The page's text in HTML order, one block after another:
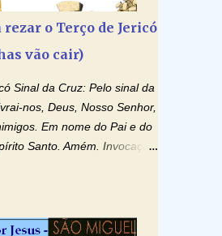
o Terço de Jericó
vão cair)
Sinal da Cruz: Pelo sinal da
nos, Deus, Nosso Senhor,
Em nome do Pai e do
Santo. Amém. Invocação
e tudo será criado. E